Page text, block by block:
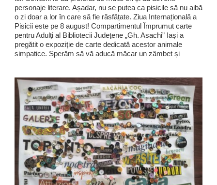
personaje literare. Așadar, nu se putea ca pisicile să nu aibă
o zi doar a lor în care să fie răsfățate. Ziua Internațională a
Pisicii este pe 8 august! Compartimentul Împrumut carte
pentru Adulți al Bibliotecii Județene „Gh. Asachi” Iași a
pregătit o expoziție de carte dedicată acestor animale
simpatice. Sperăm să vă aducă măcar un zâmbet și